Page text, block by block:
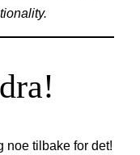
noe tilbake for det!